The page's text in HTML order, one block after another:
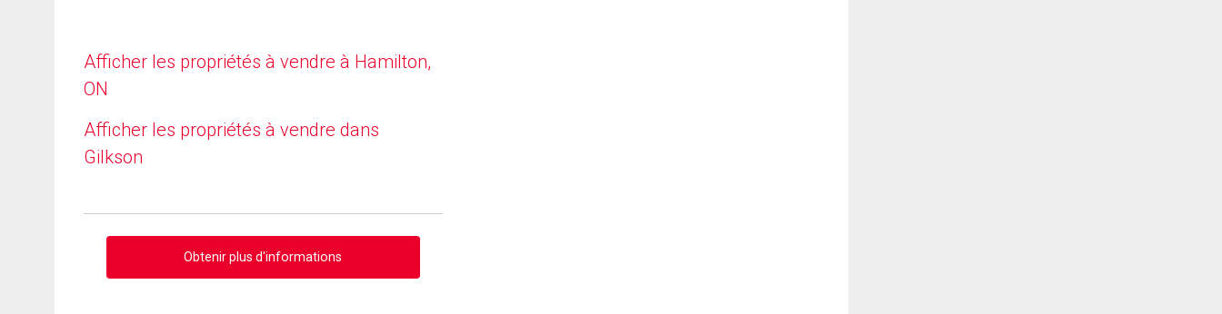
Afficher les propriétés à vendre à Hamilton,
ON
Afficher les propriétés à vendre dans
Gilkson
Obtenir plus d'informations